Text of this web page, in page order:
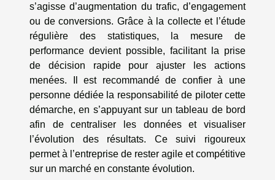
s’agisse d’augmentation du trafic, d’engagement
ou de conversions. Grâce à la collecte et l’étude
régulière des statistiques, la mesure de
performance devient possible, facilitant la prise
de décision rapide pour ajuster les actions
menées. Il est recommandé de confier à une
personne dédiée la responsabilité de piloter cette
démarche, en s’appuyant sur un tableau de bord
afin de centraliser les données et visualiser
l’évolution des résultats. Ce suivi rigoureux
permet à l’entreprise de rester agile et compétitive
sur un marché en constante évolution.